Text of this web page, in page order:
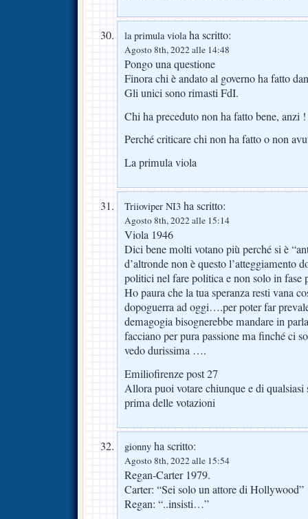
la primula violaha scritto:
Agosto 8th, 2022 alle 14:48
Pongo una questione
Finora chi è andato al governo ha fatto
Gli unici sono rimasti FdI.
Chi ha preceduto non ha fatto bene, anzi !
Perché criticare chi non ha fatto o non
La primula viola
Triioviper NI3 ha scritto:
Agosto 8th, 2022 alle 15:14
Viola 1946
Dici bene molti votano più perché si è
d’altronde non è questo l’atteggiamento
politici nel fare politica e non solo in fase
Ho paura che la tua speranza resti vana
dopoguerra ad oggi….per poter far
demagogia bisognerebbe mandare in
facciano per pura passione ma finché ci
vedo durissima ….
Emiliofirenze post 27
Allora puoi votare chiunque e di
prima delle votazioni
gionny ha scritto:
Agosto 8th, 2022 alle 15:54
Regan-Carter 1979.
Carter: “Sei solo un attore di Hollywood”
Regan: “..insisti…”